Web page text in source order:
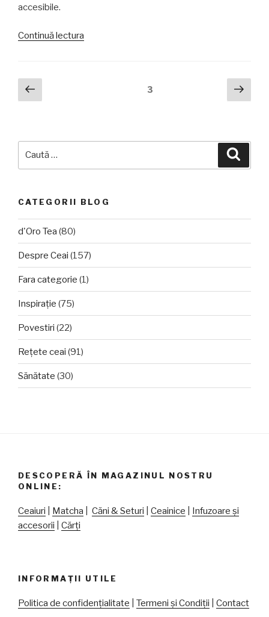
accesibile.
Continuă lectura
Posts
pagination
Pagina
anterioară
Pagină3
CATEGORII BLOG
d'Oro Tea (80)
Despre Ceai (157)
Fara categorie (1)
Inspirație (75)
Povestiri (22)
Rețete ceai (91)
Sănătate (30)
DESCOPERĂ ÎN MAGAZINUL NOSTRU
ONLINE:
Ceaiuri Matcha Căni & Seturi Ceainice
Infuzoare și
accesorii
Cărți
INFORMAȚII UTILE
Politica de confidențialitate Termeni și Condiții Contact